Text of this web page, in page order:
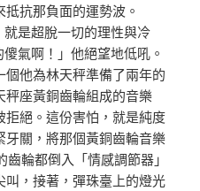
抗那負面的運勢波。
是超脫一切的理性與冷
氣啊！」他絕望地低吼。
他為林天秤準備了兩年的
秤座黃銅齒輪組成的音樂
絕。這份害怕，就是純度
關，將那個黃銅齒輪音樂
齒輪都倒入「情感調節器」
，接著，彈珠臺上的燈光